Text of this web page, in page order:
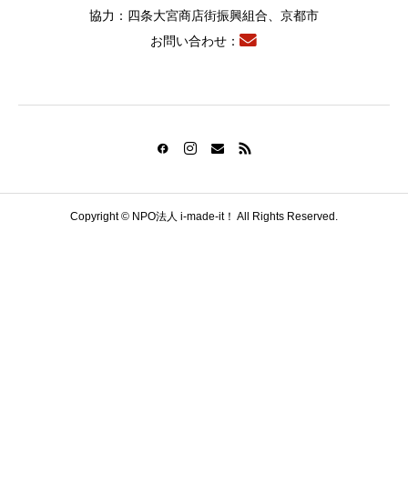
協力：四条大宮商店街振興組合、京都市
お問い合わせ：
Copyright © NPO法人 i-made-it！ All Rights Reserved.